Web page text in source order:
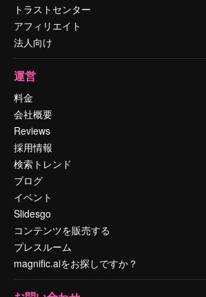
トラストセンター
アフィリエイト
法人向け
運営
料金
会社概要
Reviews
採用情報
検索トレンド
ブログ
イベント
Slidesgo
コンテンツを販売する
プレスルーム
magnific.aiをお探しですか？